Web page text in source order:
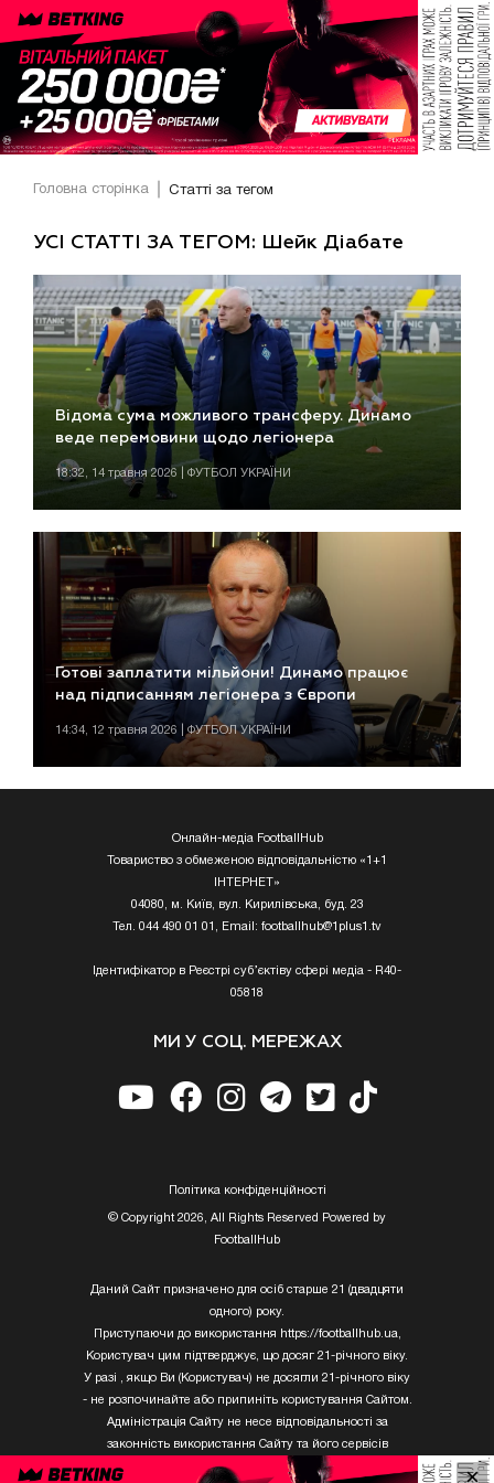
Головна сторінка Статті за тегом
УСІ СТАТТІ ЗА ТЕГОМ: Шейк Діабате
Відома сума можливого трансферу. Динамо
веде перемовини щодо легіонера
18:32, 14 травня 2026 | ФУТБОЛ УКРАЇНИ
Готові заплатити мільйони! Динамо працює
над підписанням легіонера з Європи
14:34, 12 травня 2026 | ФУТБОЛ УКРАЇНИ
Онлайн-медіа FootballHub
Товариство з обмеженою відповідальністю «1+1
ІНТЕРНЕТ»
04080, м. Київ, вул. Кирилівська, буд. 23
Тел. 044 490 01 01, Email: footballhub@1plus1.tv
Ідентифікатор в Реєстрі суб’єктіву сфері медіа - R40-
05818
МИ У СОЦ. МЕРЕЖАХ
Полiтика конфiденцiйностi
© Copyright 2026, All Rights Reserved Powered by
FootballHub
Даний Сайт призначено для осіб старше 21 (двадцяти
одного) року.
Приступаючи до використання https://footballhub.ua,
Користувач цим підтверджує, що досяг 21-річного віку.
У разі , якщо Ви (Користувач) не досягли 21-річного віку
- не розпочинайте або припиніть користування Сайтом.
Адміністрація Сайту не несе відповідальності за
законність використання Сайту та його сервісів
Користувачем, який не досяг 21-річного віку.
×